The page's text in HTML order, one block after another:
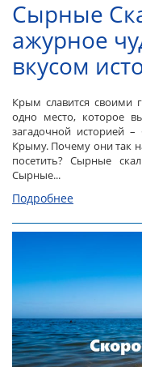
Сырные
ажурное
вкусом
Крым славится своими
одно место, которое
загадочной историей
Крыму. Почему они так
посетить? Сырные
Сырные...
Подробнее